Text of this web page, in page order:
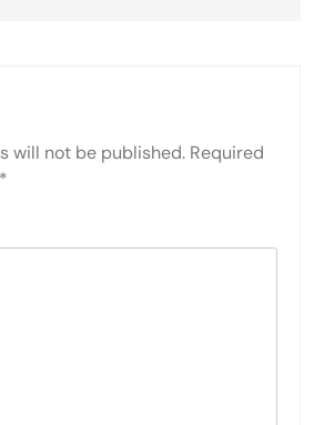
will not be published. Required
*